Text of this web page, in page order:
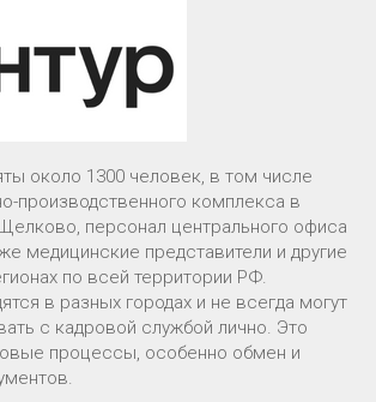
около 1300 человек, в том числе
производственного комплекса в
персонал центрального офиса
медицинские представители и другие
по всей территории РФ.
в разных городах и не всегда могут
с кадровой службой лично. Это
процессы, особенно обмен и